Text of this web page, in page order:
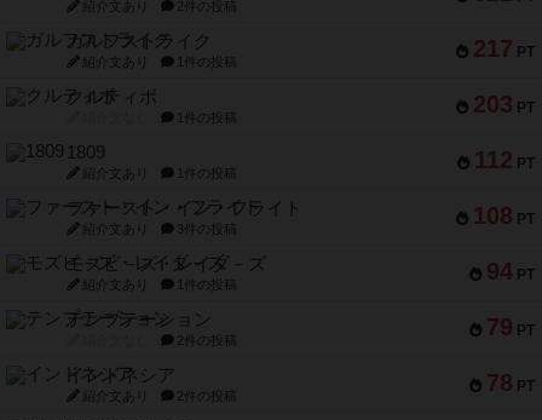
紹介文あり 2件の投稿
217 PT
ガルフストライク
紹介文あり 1件の投稿
203 PT
クルティボ
1件の投稿
112 PT
1809
紹介文あり 1件の投稿
108 PT
ファースト・イン・フライト
紹介文あり 3件の投稿
94 PT
モズビ－ズ・レイダ－ズ
紹介文あり 1件の投稿
79 PT
テンプテーション
2件の投稿
78 PT
インドネシア
紹介文あり 2件の投稿